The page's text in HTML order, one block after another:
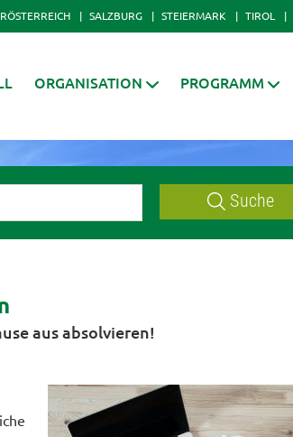
SALZBURG STEIERMARK TIROL
ORGANISATION PROGRAMM
Suche
aus absolvieren!